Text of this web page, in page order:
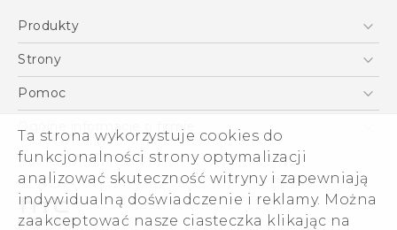
Ta strona wykorzystuje cookies do
funkcjonalności strony optymalizacji
analizować skuteczność witryny i zapewniają
indywidualną doświadczenie i reklamy. Można
zaakceptować nasze ciasteczka klikając na
Polish - Wytyczne dotyczące bezpieczeństwa i
English - User manual
English - Safety and regulatory guide
Produkty
Smartfony
VIVE
Akcesoria
Strony
HTC Vive
Pomoc
Pomoc E-commerce
Ogólne informacje o firmie
ESG
Informacje o firmie
Dla inwestorów (angielski)